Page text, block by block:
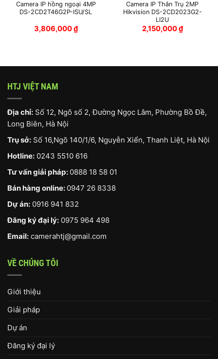
Camera IP hồng ngoại 4MP
DS-2CD2T46G2P-ISU/SL
3,806,000₫
Camera IP Thân Trụ 2MP
Hikvision DS-2CD2023G2-
LI2U
2,150,000₫
HTJ VIỆT NAM
Địa chỉ: Số 12, Ngõ số 2, Đường Ngọc Lâm, Phường Bồ Đề,
Long Biên, Hà Nội
Trụ sở: Số 16,Ngõ 140/1/6, Nguyễn Xiển, Thanh Liệt, Hà Nội
Hotline: 0243 5510 616
Tư vấn giải pháp: 0888 18 58 01
Bán hàng online: 0947 26 8338
Dự án: 0916 941 832
Đăng ký đại lý: 0975 964 498
Email: camerahtj@gmail.com
VỀ CHÚNG TÔI
Giới thiệu
Giải pháp
Dự án
Đăng ký đại lý